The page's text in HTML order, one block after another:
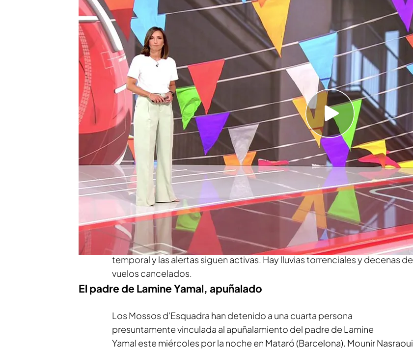
15 AGO 2024 - 15:13h.
La Dana se ceba con Mallorca dejando lluvias torrenciales,
inundaciones y decenas de vuelos cancelados
El padre de Lamine Yamal, apuñalado en Mataró: cuatro personas han
sido detenidas
Playas llenas y pueblos de fiesta patronales en el gran puente del
verano
Compartir
La Dana se ceba con Mallorca
La Dana, que durante las últimas horasha sacudido con virulencia
numerosos lugares del litoral mediterráneo, ha comenzado a debilitarse
y a desplazarse hacia Italia, pero sus últimos coletazos han azotado con
fuerza el archipiélago balear. El norte de Mallorca recibe lo peor del
temporal y las alertas siguen activas. Hay lluvias torrenciales y decenas de
vuelos cancelados.
El padre de Lamine Yamal, apuñalado
Los Mossos d'Esquadra han detenido a una cuarta persona
presuntamente vinculada al apuñalamiento del padre de Lamine
Yamal este miércoles por la noche en Mataró (Barcelona). Mounir Nasraoui